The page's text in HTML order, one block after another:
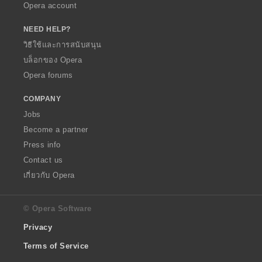
Opera account
NEED HELP?
วิธีใช้และการสนับสนุน
บล็อกของ Opera
Opera forums
COMPANY
Jobs
Become a partner
Press info
Contact us
เกี่ยวกับ Opera
© Opera Software
Privacy
Terms of Service